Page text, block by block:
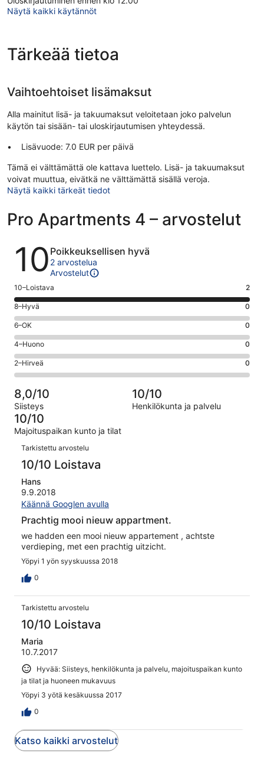
Sijaitsee vain 2 minuutin ajomatkan päässä kohteesta
Vanha kauppahalli ja muutaman minuutin ajomatkan
Huoneisto tarjoaa asiakkaiden käyttöön hissin. Yleisissä
tiloissa on ilmainen Wi-Fi. Omatoiminen pysäköinti on
Näytä kaikki käytännöt
Tärkeää tietoa
Vaihtoehtoiset lisämaksut
Alla mainitut lisä- ja takuumaksut veloitetaan joko palvelun
käytön tai sisään- tai uloskirjautumisen yhteydessä.
Lisävuode: 7.0 EUR per päivä
Tämä ei välttämättä ole kattava luettelo. Lisä- ja takuumaksut
voivat muuttua, eivätkä ne välttämättä sisällä veroja.
Näytä kaikki tärkeät tiedot
Pro Apartments 4 – arvostelut
Arvostelut
10 Poikkeuksellisen hyvä
2 arvostelua
Arvostelut
Arvosana
10
-
Loistava.
2
kautta
2
arvostelua
10–Loistava 2
Arvosana
8
-
Hyvä.
0
kautta
2
arvostelua
8–Hyvä 0
Arvosana
6
-
OK.
0
2
arvostelua
6–OK 0
Arvosana
4
-
Huono.
0
kautta
2
arvostelua
4–Huono 0
Arvosana
2
-
Hirveä.
0
kautta
2
arvostelua
2–Hirveä 0
8,0/10
Siisteys
10/10
Henkilökunta ja palvelu
10/10
Majoituspaikan kunto ja tilat
Arvostelut
Tarkistettu arvostelu
10/10 Loistava
Hans
9.9.2018
Käännä Googlen avulla
Prachtig mooi nieuw appartment.
we hadden een mooi nieuw appartement , achtste
verdieping, met een prachtig uitzicht.
Yöpyi 1 yön syyskuussa 2018
0
Tarkistettu arvostelu
10/10 Loistava
Maria
10.7.2017
Hyvää: Siisteys, henkilökunta ja palvelu, majoituspaikan kunto
ja tilat ja huoneen mukavuus
Yöpyi 3 yötä kesäkuussa 2017
0
Katso kaikki arvostelut